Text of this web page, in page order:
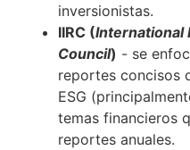
inversionistas.
IIRC (International
Council) - se
reportes concisos
ESG
temas financieros
reportes anuales.